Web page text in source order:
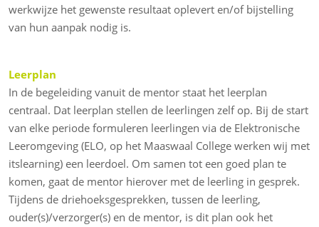
werkwijze het gewenste resultaat oplevert en/of bijstelling
van hun aanpak nodig is.
Leerplan
In de begeleiding vanuit de mentor staat het leerplan
centraal. Dat leerplan stellen de leerlingen zelf op. Bij de start
van elke periode formuleren leerlingen via de Elektronische
Leeromgeving (ELO, op het Maaswaal College werken wij met
itslearning) een leerdoel. Om samen tot een goed plan te
komen, gaat de mentor hierover met de leerling in gesprek.
Tijdens de driehoeksgesprekken, tussen de leerling,
ouder(s)/verzorger(s) en de mentor, is dit plan ook het